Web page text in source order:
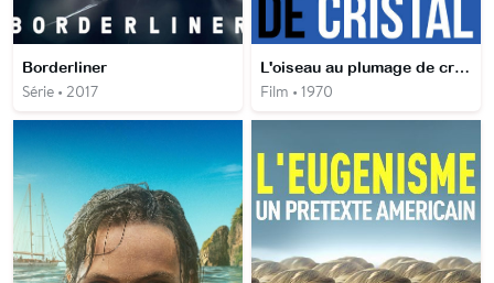
Borderliner
Série • 2017
L'oiseau au plumage de cristal
Film • 1970